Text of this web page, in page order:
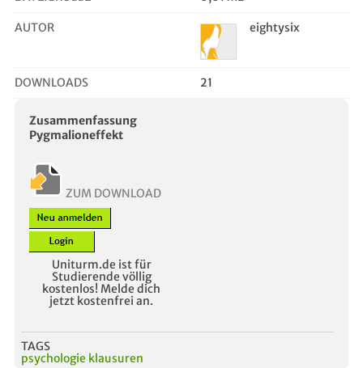
AUTOR eightysix
DOWNLOADS 21
Zusammenfassung
Pygmalioneffekt
ZUM DOWNLOAD
Uniturm.de ist für
Studierende völlig
kostenlos! Melde dich
jetzt kostenfrei an.
TAGS
psychologie klausuren